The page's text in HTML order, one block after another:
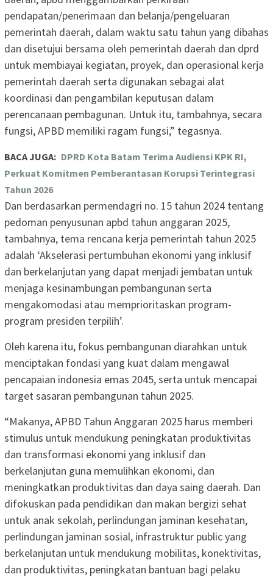
pendapatan/penerimaan dan belanja/pengeluaran
pemerintah daerah, dalam waktu satu tahun yang dibahas
dan disetujui bersama oleh pemerintah daerah dan dprd
untuk membiayai kegiatan, proyek, dan operasional kerja
pemerintah daerah serta digunakan sebagai alat
koordinasi dan pengambilan keputusan dalam
perencanaan pembagunan. Untuk itu, tambahnya, secara
fungsi, APBD memiliki ragam fungsi,” tegasnya.
BACA JUGA: DPRD Kota Batam Terima Audiensi KPK RI,
Perkuat Komitmen Pemberantasan Korupsi Terintegrasi
Tahun 2026
Dan berdasarkan permendagri no. 15 tahun 2024 tentang
pedoman penyusunan apbd tahun anggaran 2025,
tambahnya, tema rencana kerja pemerintah tahun 2025
adalah ‘Akselerasi pertumbuhan ekonomi yang inklusif
dan berkelanjutan yang dapat menjadi jembatan untuk
menjaga kesinambungan pembangunan serta
mengakomodasi atau memprioritaskan program-
program presiden terpilih’.
Oleh karena itu, fokus pembangunan diarahkan untuk
menciptakan fondasi yang kuat dalam mengawal
pencapaian indonesia emas 2045, serta untuk mencapai
target sasaran pembangunan tahun 2025.
“Makanya, APBD Tahun Anggaran 2025 harus memberi
stimulus untuk mendukung peningkatan produktivitas
dan transformasi ekonomi yang inklusif dan
berkelanjutan guna memulihkan ekonomi, dan
meningkatkan produktivitas dan daya saing daerah. Dan
difokuskan pada pendidikan dan makan bergizi sehat
untuk anak sekolah, perlindungan jaminan kesehatan,
perlindungan jaminan sosial, infrastruktur public yang
berkelanjutan untuk mendukung mobilitas, konektivitas,
dan produktivitas, peningkatan bantuan bagi pelaku